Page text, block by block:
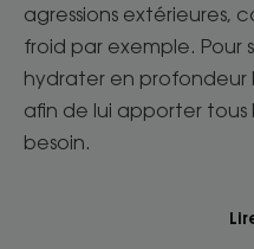
agressions extérieures,
froid par exemple. Pour
hydrater en profondeur
afin de lui apporter tous
besoin.